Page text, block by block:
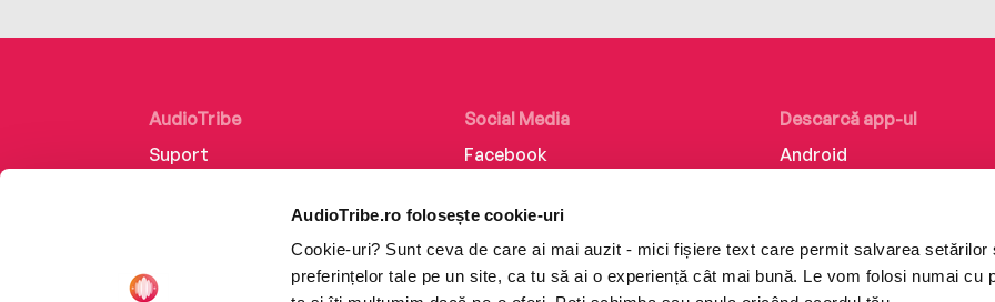
AudioTribe.ro folosește cookie-uri
Cookie-uri? Sunt ceva de care ai mai auzit - mici fișiere text care permit salvarea setărilor
preferințelor tale pe un site, ca tu să ai o experiență cât mai bună. Le vom folosi numai cu
AudioTribe
Suport
Social Media
Facebook
Instagram
TikTok
Descarcă app-ul
Android